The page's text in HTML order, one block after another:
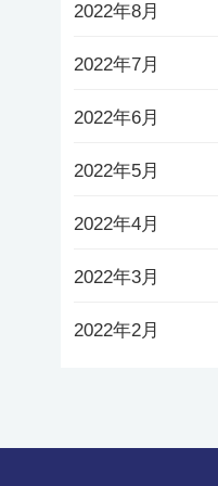
2022年8月
2022年7月
2022年6月
2022年5月
2022年4月
2022年3月
2022年2月